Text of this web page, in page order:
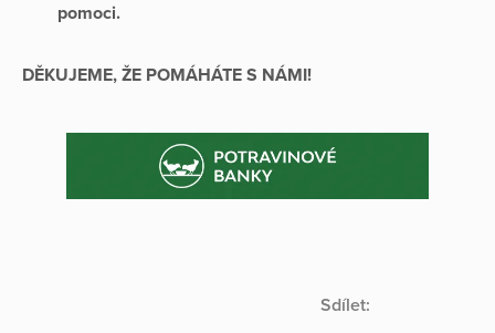
pomoci.
DĚKUJEME, ŽE POMÁHÁTE S NÁMI!
Sdílet: